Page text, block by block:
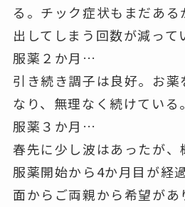
る。チック症状もまだあ
出してしまう回数が減って
服薬２か月…
引き続き調子は良好。お
なり、無理なく続けている。
服薬３か月…
春先に少し波はあったが、
服薬開始から4か月目が経
面からご両親から希望が